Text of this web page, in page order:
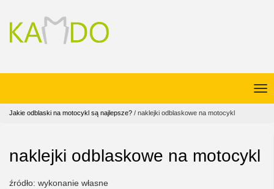
Jakie odblaski na motocykl są najlepsze? / naklejki odblaskowe na motocykl
naklejki odblaskowe na motocykl
źródło: wykonanie własne